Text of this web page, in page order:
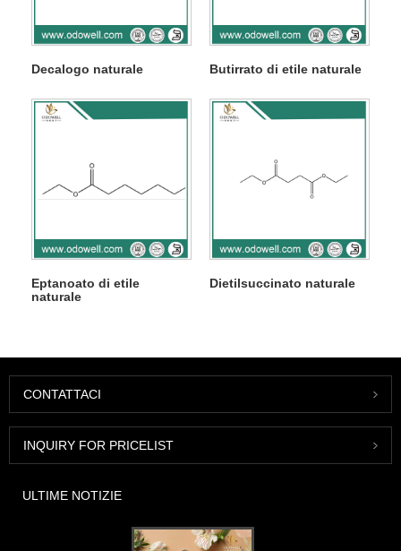
Decalogo naturale Butirrato di etile naturale
Eptanoato di etile
naturale
Dietilsuccinato naturale
CONTATTACI
INQUIRY FOR PRICELIST
ULTIME NOTIZIE